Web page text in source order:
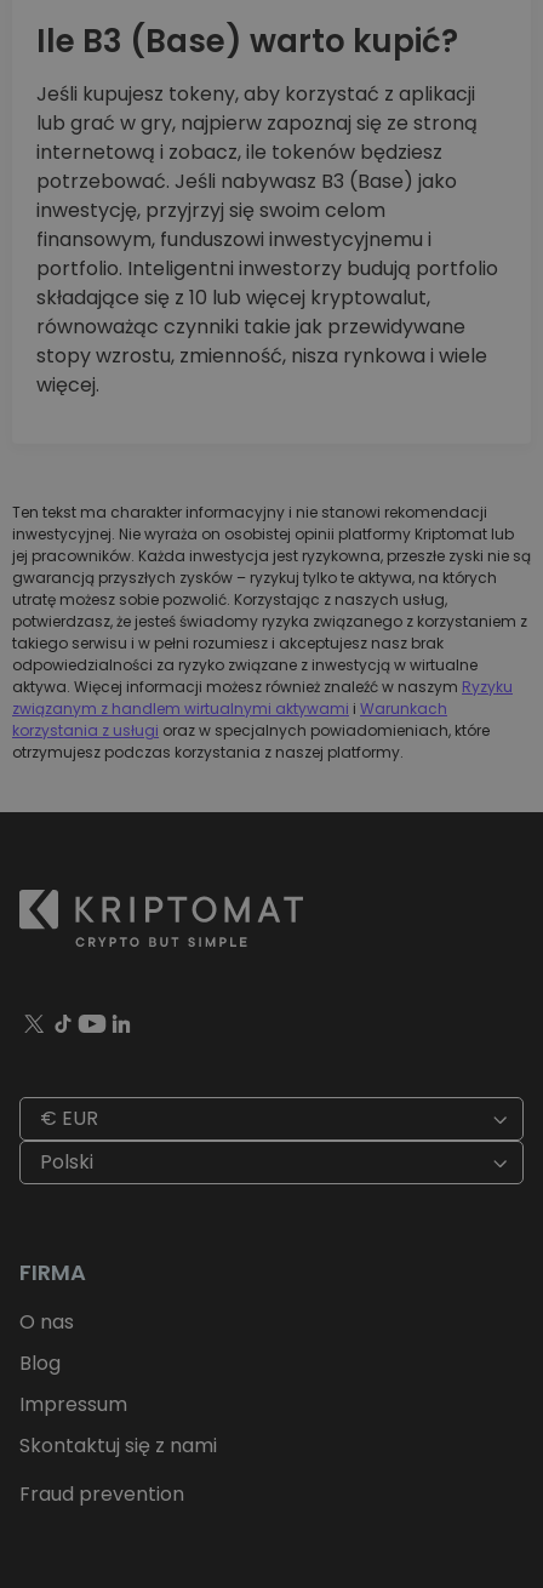
Ile B3 (Base) warto kupić?
Jeśli kupujesz tokeny, aby korzystać z aplikacji
lub grać w gry, najpierw zapoznaj się ze stroną
internetową i zobacz, ile tokenów będziesz
potrzebować. Jeśli nabywasz B3 (Base) jako
inwestycję, przyjrzyj się swoim celom
finansowym, funduszowi inwestycyjnemu i
portfolio. Inteligentni inwestorzy budują portfolio
składające się z 10 lub więcej kryptowalut,
równoważąc czynniki takie jak przewidywane
stopy wzrostu, zmienność, nisza rynkowa i wiele
więcej.
Ten tekst ma charakter informacyjny i nie stanowi rekomendacji
inwestycyjnej. Nie wyraża on osobistej opinii platformy Kriptomat lub
jej pracowników. Każda inwestycja jest ryzykowna, przeszłe zyski nie są
gwarancją przyszłych zysków – ryzykuj tylko te aktywa, na których
utratę możesz sobie pozwolić. Korzystając z naszych usług,
potwierdzasz, że jesteś świadomy ryzyka związanego z korzystaniem z
takiego serwisu i w pełni rozumiesz i akceptujesz nasz brak
odpowiedzialności za ryzyko związane z inwestycją w wirtualne
aktywa. Więcej informacji możesz również znaleźć w naszym Ryzyku
związanym z handlem wirtualnymi aktywami i Warunkach
korzystania z usługi oraz w specjalnych powiadomieniach, które
otrzymujesz podczas korzystania z naszej platformy.
€ EUR
Polski
FIRMA
O nas
Blog
Impressum
Skontaktuj się z nami
Fraud prevention